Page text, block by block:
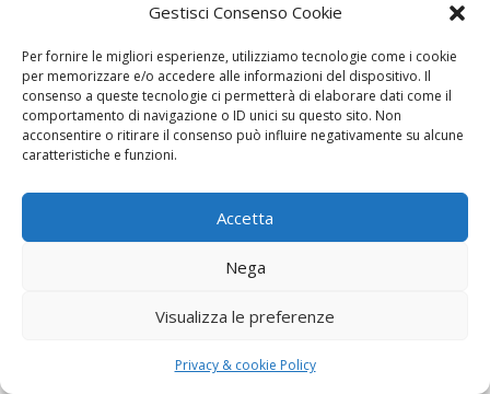
Gestisci Consenso Cookie
Per fornire le migliori esperienze, utilizziamo tecnologie come i cookie
per memorizzare e/o accedere alle informazioni del dispositivo. Il
consenso a queste tecnologie ci permetterà di elaborare dati come il
comportamento di navigazione o ID unici su questo sito. Non
acconsentire o ritirare il consenso può influire negativamente su alcune
caratteristiche e funzioni.
Accetta
Nega
Visualizza le preferenze
Privacy & cookie Policy
Trasloco Milano – Doha,Trasloco Milano –
York,Trasloco Milano – Miami, Trasloco Milano – Los
Angeles,Trasloco Milano – Toronto,Trasloco Milano –
Montréal,Trasloco Milano – Sydney,Trasloco Milano –
Melbourne ,Trasloco Milano – Tokyo ,Trasloco Milano –
Shanghai,Trasloco Milano – Pechino
Trasloco Milano – Washington
Trasloco Milano – Seattle, Trasloco Milano – Las
Trasloco Milano – Phoenix,Trasloco Milano – Detroit
Trasloco Roma – Parigi,Trasloco Roma – Berlino